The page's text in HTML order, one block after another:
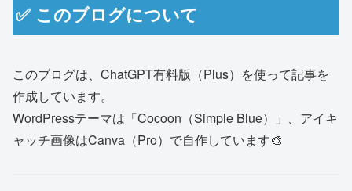
✅ このブログについて
このブログは、ChatGPT有料版（Plus）を使って記事を
作成しています。
WordPressテーマは「Cocoon（Simple Blue）」、アイキ
ャッチ画像はCanva（Pro）で自作しています🎨